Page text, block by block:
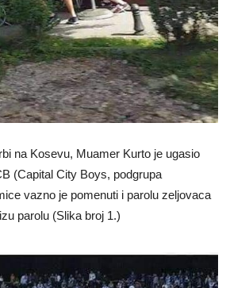
na Kosevu, Muamer Kurto je ugasio
(Capital City Boys, podgrupa
vazno je pomenuti i parolu zeljovaca
parolu (Slika broj 1.)